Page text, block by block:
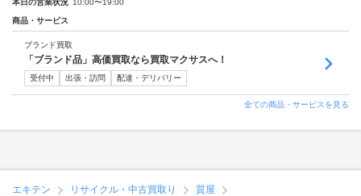
本日の営業状況 10:00〜19:00
商品・サービス
ブランド買取
「ブランド品」高価買取なら買取マクサスへ！
受付中 出張・訪問 配達・デリバリー
全ての商品・サービスを見る
エキテン リサイクル・中古買取り
質屋